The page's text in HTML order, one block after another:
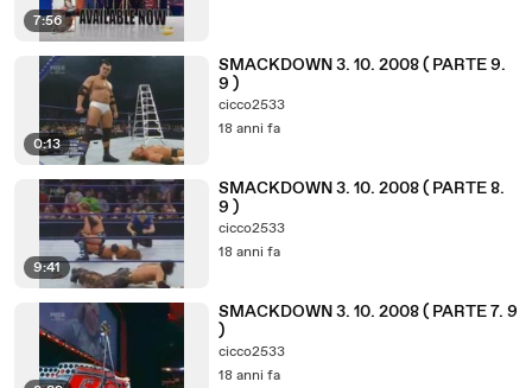
7:56
0:13
SMACKDOWN 3. 10. 2008 ( PARTE 9.
9 )
cicco2533
18 anni fa
9:41
SMACKDOWN 3. 10. 2008 ( PARTE 8.
9 )
cicco2533
18 anni fa
SMACKDOWN 3. 10. 2008 ( PARTE 7. 9
)
cicco2533
18 anni fa